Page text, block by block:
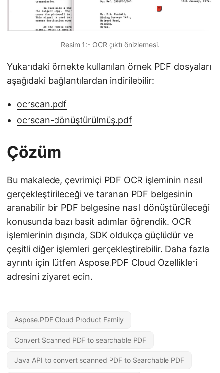
Resim 1:- OCR çıktı önizlemesi.
Yukarıdaki örnekte kullanılan örnek PDF dosyaları
aşağıdaki bağlantılardan indirilebilir:
ocrscan.pdf
ocrscan-dönüştürülmüş.pdf
Çözüm
Bu makalede, çevrimiçi PDF OCR işleminin nasıl
gerçekleştirileceği ve taranan PDF belgesinin
aranabilir bir PDF belgesine nasıl dönüştürüleceği
konusunda bazı basit adımlar öğrendik. OCR
işlemlerinin dışında, SDK oldukça güçlüdür ve
çeşitli diğer işlemleri gerçekleştirebilir. Daha fazla
ayrıntı için lütfen Aspose.PDF Cloud Özellikleri
adresini ziyaret edin.
Aspose.PDF Cloud Product Family
Convert Scanned PDF to searchable PDF
Java API to convert scanned PDF to Searchable PDF